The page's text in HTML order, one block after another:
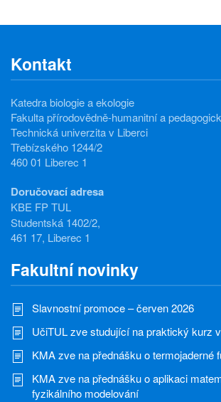
Kontakt
Katedra biologie a ekologie
Fakulta přírodovědně-humanitní a
Technická univerzita v Liberci
Třebízského 1244/2
460 01 Liberec 1
Doručovací adresa
KBE FP TUL
Studentská 1402/2,
461 17, Liberec 1
Fakultní novinky
Slavnostní promoce – červen 2026
UčiTUL zve studující na praktický kurz
KMA zve na přednášku o termojaderné
KMA zve na přednášku o aplikaci
fyzikálního modelování